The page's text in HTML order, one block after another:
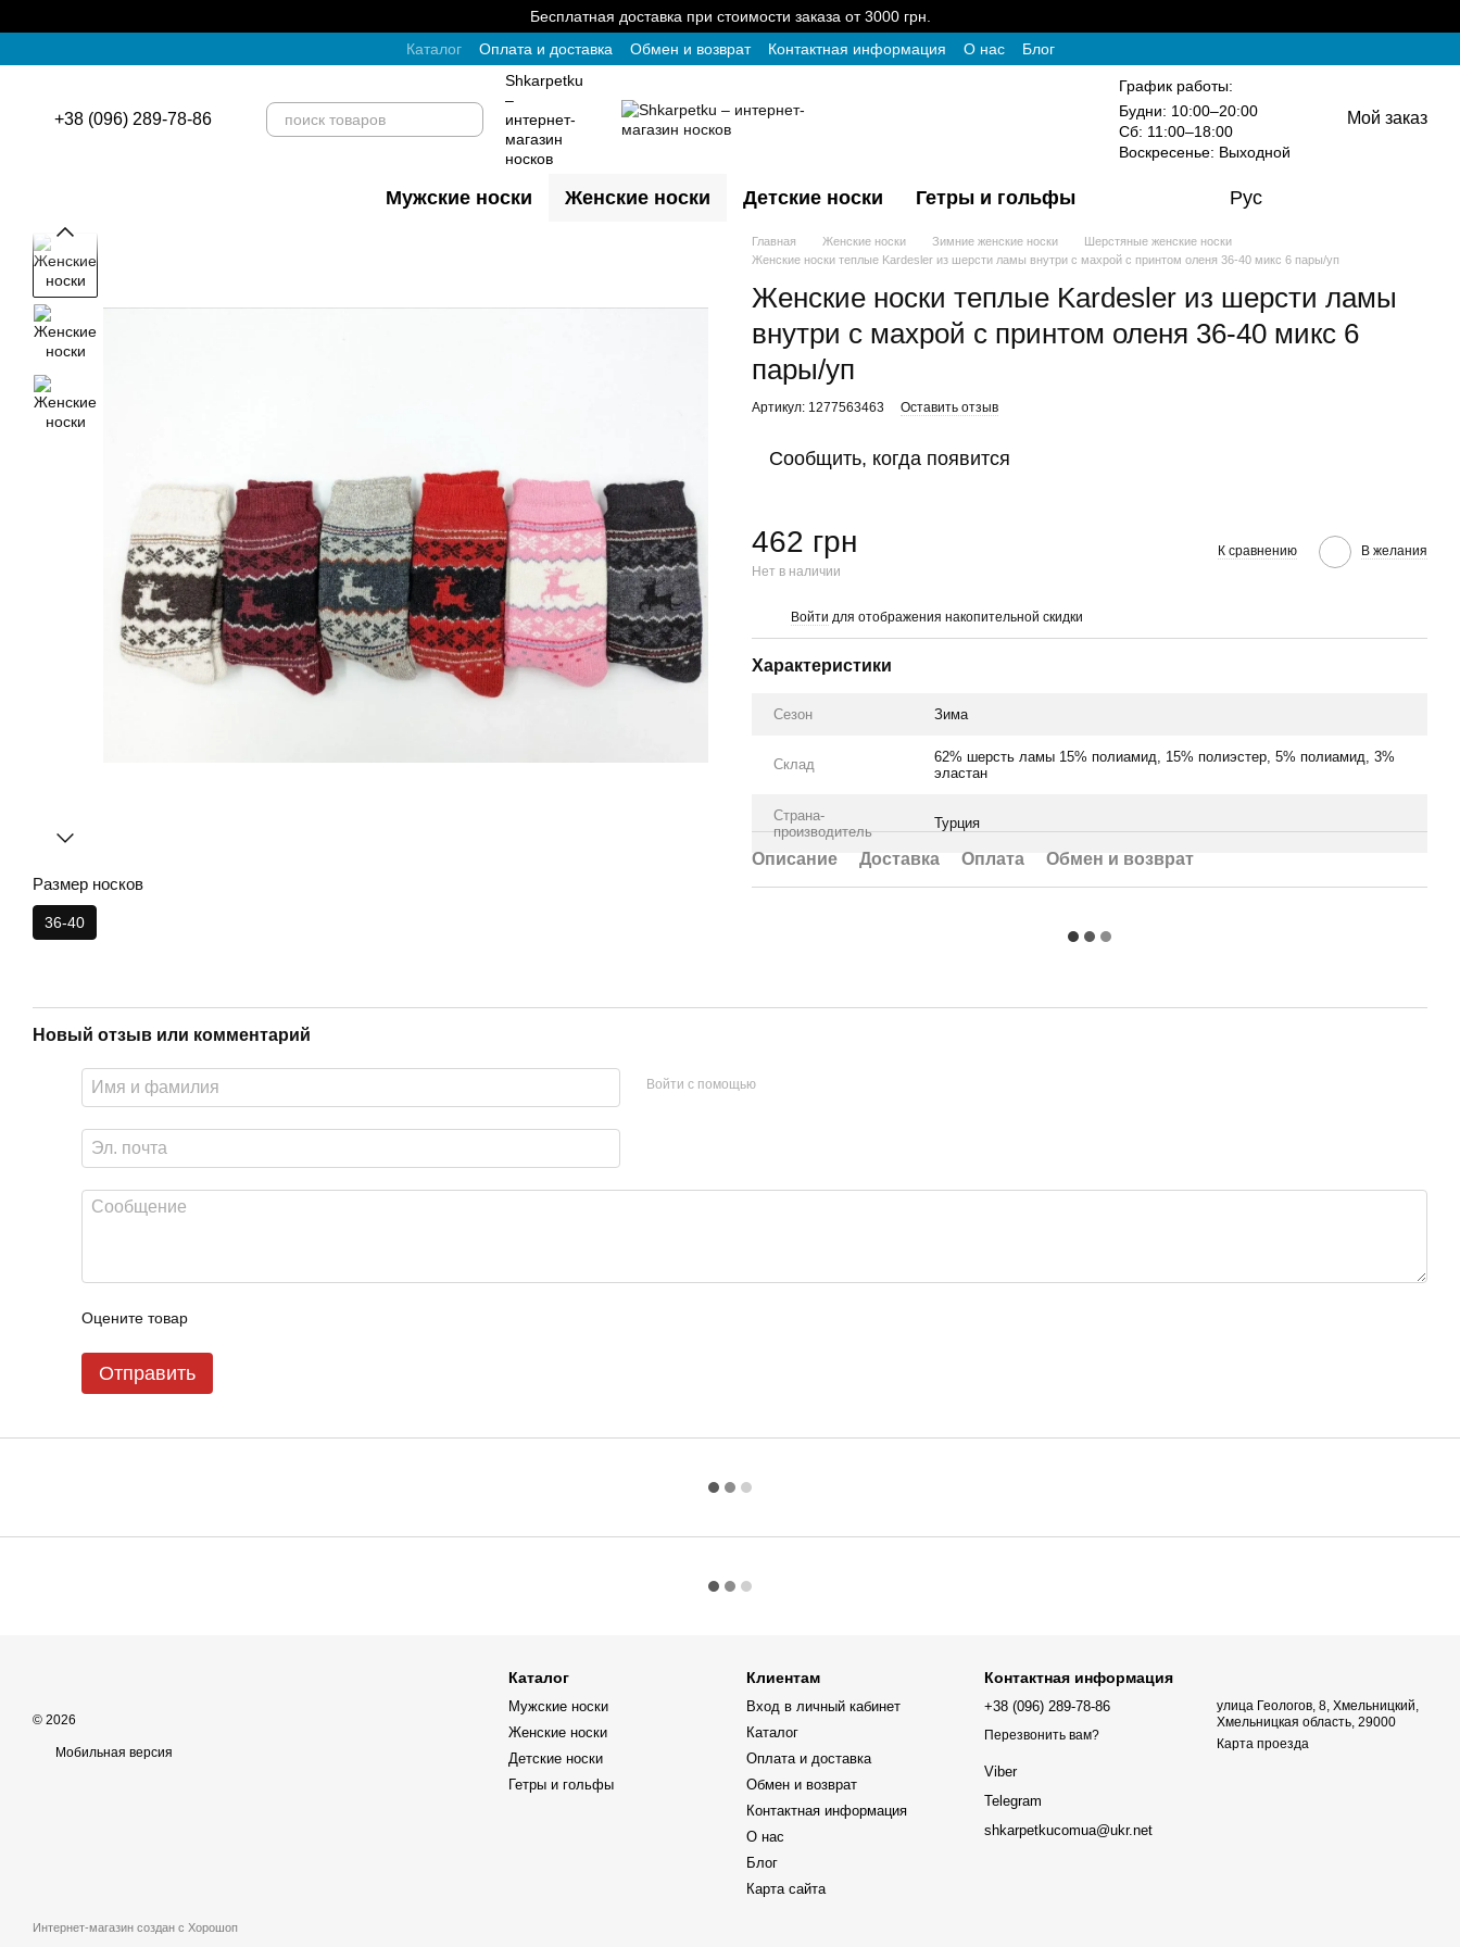
Бесплатная доставка при стоимости заказа от 3000 грн.
Каталог
Оплата и доставка Обмен и возврат Контактная информация О нас Блог
+38 (096) 289-78-86
Shkarpetku
–
интернет-
магазин
носков
График работы:
Будни: 10:00–20:00
Сб: 11:00–18:00
Воскресенье: Выходной
Мой заказ
Мужские носки Женские носки Детские носки Гетры и гольфы Рус
Размер носков
36-40
Главная Женские носки Зимние женские носки
Шерстяные женские носки
Женские носки теплые Kardesler из шерсти ламы внутри с махрой с принтом оленя 36-40 микс 6 пары/уп
Женские носки теплые Kardesler из шерсти ламы
внутри с махрой с принтом оленя 36-40 микс 6
пары/уп
Артикул: 1277563463 Оставить отзыв
Сообщить, когда появится
462 грн
Нет в наличии
К сравнению В желания
Войти для отображения накопительной скидки
Характеристики
Сезон Зима
Склад
62% шерсть ламы 15% полиамид, 15% полиэстер, 5% полиамид, 3%
эластан
Страна-
производитель
Турция
Описание Доставка Оплата Обмен и возврат
Новый отзыв или комментарий
Войти с помощью
Оцените товар
Отправить
© 2026
Мобильная версия
Интернет-магазин создан с Хорошоп
Каталог
Мужские носки
Женские носки
Детские носки
Гетры и гольфы
Клиентам
Вход в личный кабинет
Каталог
Оплата и доставка
Обмен и возврат
Контактная информация
О нас
Блог
Карта сайта
Контактная информация
+38 (096) 289-78-86
Перезвонить вам?
Viber
Telegram
shkarpetkucomua@ukr.net
улица Геологов, 8, Хмельницкий,
Хмельницкая область, 29000
Карта проезда